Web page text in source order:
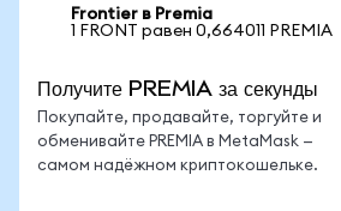
Frontier в Premia
1 FRONT равен 0,664011 PREMIA
Получите PREMIA за секунды
Покупайте, продавайте, торгуйте и
обменивайте PREMIA в MetaMask —
самом надёжном криптокошельке.